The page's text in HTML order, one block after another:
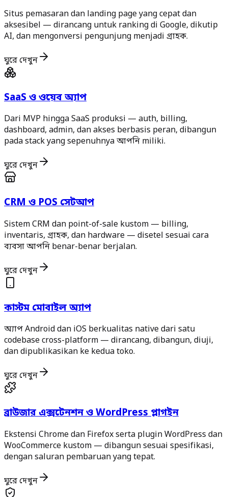
Situs pemasaran dan landing page yang cepat dan
aksesibel — dirancang untuk ranking di Google, dikutip
AI, dan mengonversi pengunjung menjadi গ্রাহক.
ঘুরে দেখুন
SaaS ও ওয়েব অ্যাপ
Dari MVP hingga SaaS produksi — auth, billing,
dashboard, admin, dan akses berbasis peran, dibangun
pada stack yang sepenuhnya আপনি miliki.
ঘুরে দেখুন
CRM ও POS সেটআপ
Sistem CRM dan point-of-sale kustom — billing,
inventaris, গ্রাহক, dan hardware — disetel sesuai cara
ব্যবসা আপনি benar-benar berjalan.
ঘুরে দেখুন
কাস্টম মোবাইল অ্যাপ
অ্যাপ Android dan iOS berkualitas native dari satu
codebase cross-platform — dirancang, dibangun, diuji,
dan dipublikasikan ke kedua toko.
ঘুরে দেখুন
ব্রাউজার এক্সটেনশন ও WordPress প্লাগইন
Ekstensi Chrome dan Firefox serta plugin WordPress dan
WooCommerce kustom — dibangun sesuai spesifikasi,
dengan saluran pembaruan yang tepat.
ঘুরে দেখুন